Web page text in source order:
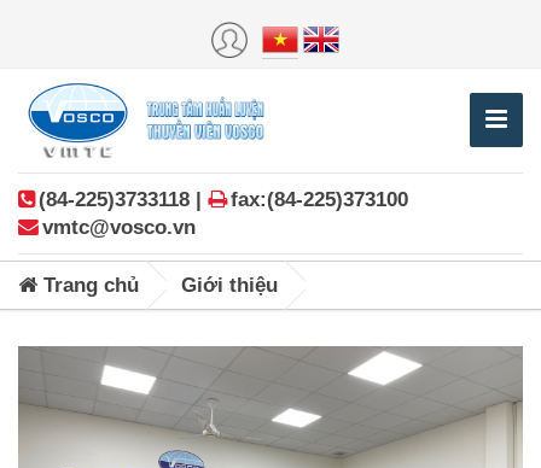
(84-225)3733118 |
fax:(84-225)373100
vmtc@vosco.vn
Trang chủ Giới thiệu